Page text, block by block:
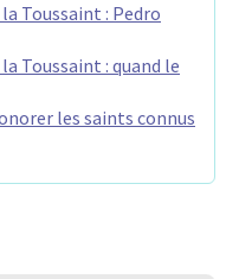
Toussaint : Pedro
Toussaint : quand le
les saints connus